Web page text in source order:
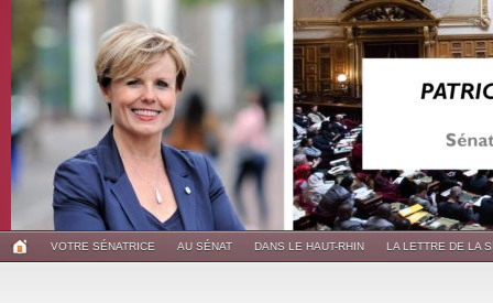
VOTRE SÉNATRICE AU SÉNAT DANS LE HAUT-RHIN LA LETTRE DE LA